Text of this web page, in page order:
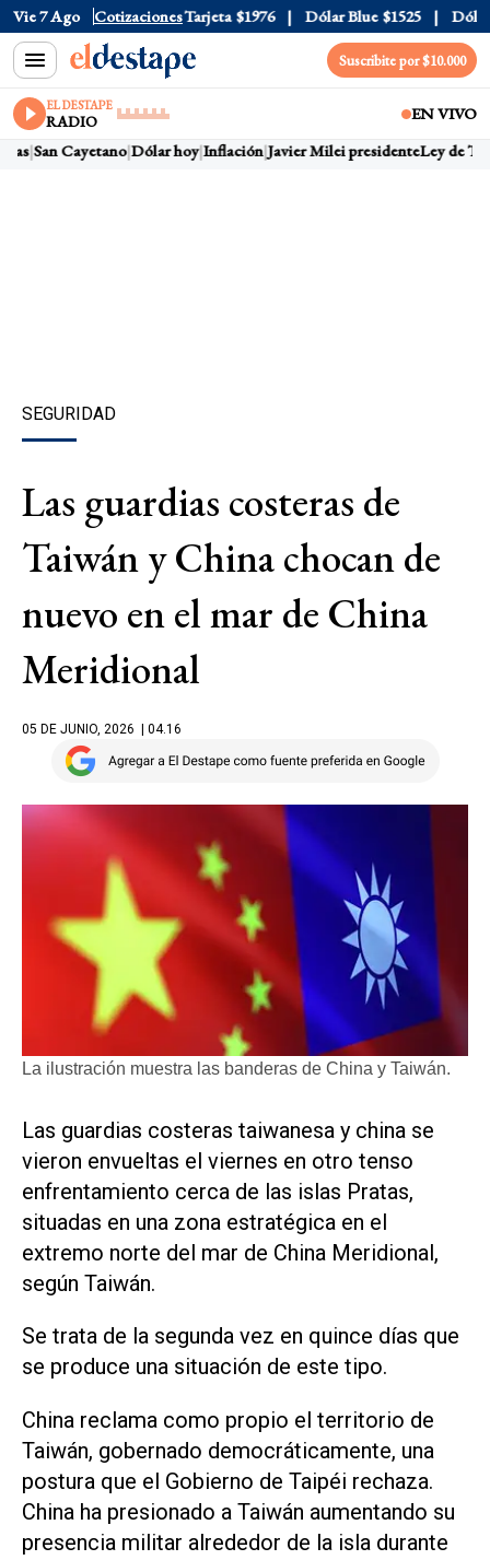
Vie 7 Ago Cotizaciones
$1520 Dólar Tarjeta $1976 Dólar Blue $1525 Dólar
Suscribite por $10.000
EL DESTAPE
RADIO
EN VIVO
San Cayetano Dólar hoy Inflación Javier Milei presidenteLey de
SEGURIDAD
Las guardias costeras de
Taiwán y China chocan de
nuevo en el mar de China
Meridional
05 DE JUNIO, 2026 | 04.16
La ilustración muestra las banderas de China y Taiwán.
Las ​guardias costeras taiwanesa y china se
vieron envueltas el viernes en otro tenso
enfrentamiento cerca de ‌las islas Pratas,
situadas ‌en una zona estratégica en el
extremo norte del mar de China Meridional,
según Taiwán.
Se trata de la segunda vez en quince días que
se produce una situación de este tipo.
China reclama como propio el territorio de
Taiwán, gobernado democráticamente, una
postura que el Gobierno de ​Taipéi rechaza.
China ⁠ha presionado a Taiwán aumentando su
presencia militar alrededor ‌de la isla durante